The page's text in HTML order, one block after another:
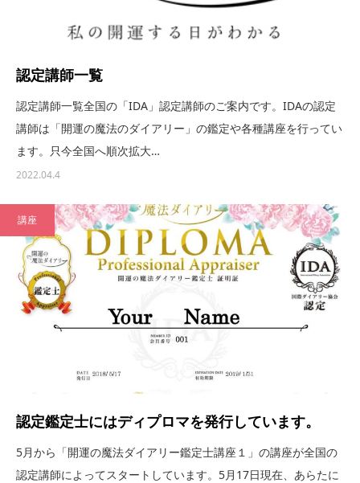
認定講師一覧
認定講師一覧全国の「IDA」認定講師のご案内です。IDAの認定
講師は「開運の魔法のダイアリー」の鑑定や各種講座を行ってい
ます。只今全国へ順次拡大…
2022.04.4
講座
認定鑑定士にはディプロマを発行しています。
5月から「開運の魔法ダイアリー鑑定士講座１」の講座が全国の
認定講師によってスタートしています。5月17日現在、あらたに